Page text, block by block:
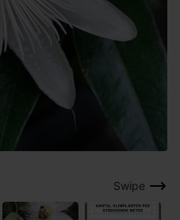
Swipe